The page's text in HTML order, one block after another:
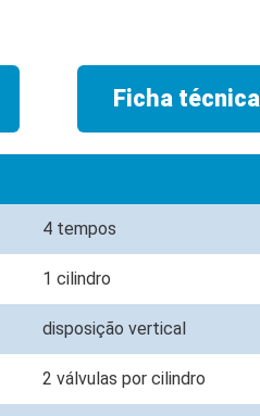
Ficha técnica
4 tempos
1 cilindro
disposição vertical
2 válvulas por cilindro